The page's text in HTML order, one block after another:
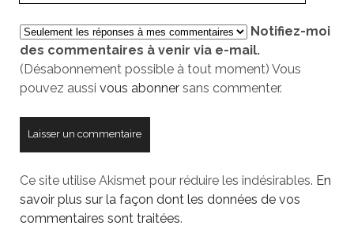
votre
site
Notifiez-moi
des commentaires à venir via e-mail.
(Désabonnement possible à tout moment) Vous
pouvez aussi vous abonnersans commenter.
Ce site utilise Akismet pour réduire les indésirables. En
savoir plus sur la façon dont les données de vos
commentaires sont traitées.